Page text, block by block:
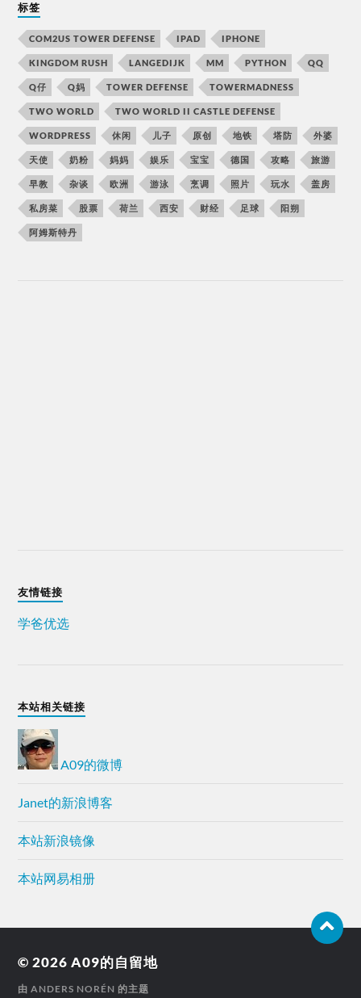
标签
COM2US TOWER DEFENSE IPAD IPHONE
KINGDOM RUSH LANGEDIJK MM PYTHON QQ
Q仔 Q妈 TOWER DEFENSE TOWERMADNESS
TWO WORLD TWO WORLD II CASTLE DEFENSE
WORDPRESS 休闲 儿子 原创 地铁 塔防 外婆
天使 奶粉 妈妈 娱乐 宝宝 德国 攻略 旅游
早教 杂谈 欧洲 游泳 烹调 照片 玩水 盖房
私房菜 股票 荷兰 西安 财经 足球 阳朔
阿姆斯特丹
友情链接
学爸优选
本站相关链接
A09的微博
Janet的新浪博客
本站新浪镜像
本站网易相册
© 2026A09的自留地
由ANDERS NORÉN 的主题